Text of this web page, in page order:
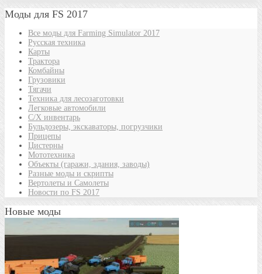
Моды для FS 2017
Все моды для Farming Simulator 2017
Русская техника
Карты
Трактора
Комбайны
Грузовики
Тягачи
Техника для лесозаготовки
Легковые автомобили
С/Х инвентарь
Бульдозеры, экскаваторы, погрузчики
Прицепы
Цистерны
Мототехника
Объекты (гаражи, здания, заводы)
Разные моды и скрипты
Вертолеты и Самолеты
Новости по FS 2017
Новые моды